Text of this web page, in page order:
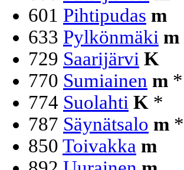
601 Pihtipudas m
633 Pylkönmäki m
729 Saarijärvi K
770 Sumiainen m *
774 Suolahti K *
787 Säynätsalo m *
850 Toivakka m